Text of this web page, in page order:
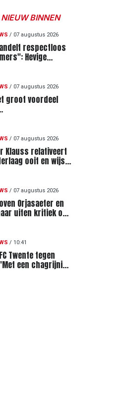
NIEUW BINNEN
/ 07 augustus 2026
respectloos
Hevige
degradatie tot
/ 07 augustus 2026
groot voordeel
tegen
Zwolle
/ 07 augustus 2026
Klauss relativeert
ooit en wijst
selectiewaarden
/ 07 augustus 2026
Orjasaeter en
uiten kritiek op
zege op FC
/ 10:41
Twente tegen
een chagrijnig
Slowakije"